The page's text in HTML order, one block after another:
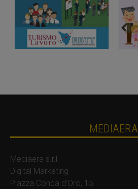
MEDIAERA
Mediaera s.r.l.
Digital Marketing
Piazza Conca d’Oro, 15